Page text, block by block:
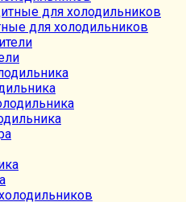
для холодильников